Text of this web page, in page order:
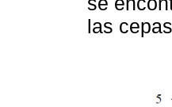
las